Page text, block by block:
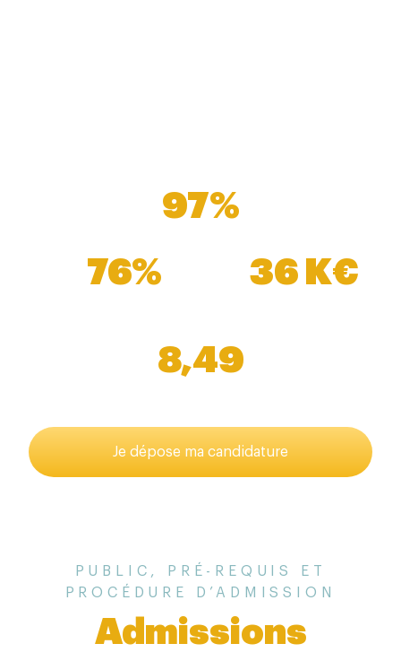
97%
76% 36 K€
8,49
Je dépose ma candidature
PUBLIC, PRÉ-REQUIS ET
PROCÉDURE D’ADMISSION
Admissions